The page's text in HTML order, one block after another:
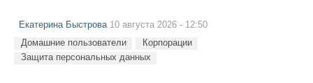
Екатерина Быстрова 10 августа 2026 - 12:50
Домашние пользователи
Корпорации
Защита персональных данных